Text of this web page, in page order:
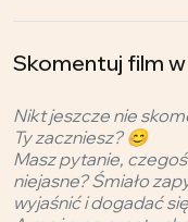
Skomentuj film
Nikt jeszcze nie
Ty zaczniesz? 😊
Masz pytanie,
niejasne? Śmiało
wyjaśnić i dogadać